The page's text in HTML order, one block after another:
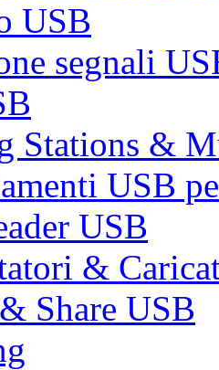
USB
segnali
Stations &
USB
USB
&
Share USB